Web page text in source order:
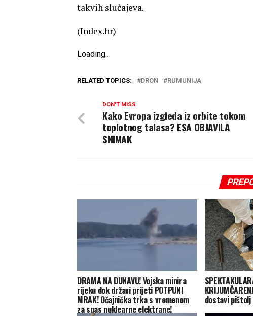
takvih slučajeva.
(Index.hr)
Loading..
RELATED TOPICS: DRON RUMUNIJA
DON'T MISS
Kako Evropa izgleda iz orbite tokom
toplotnog talasa? ESA OBJAVILA
SNIMAK
DRAMA NA DUNAVU! Vojska minira
rijeku dok državi prijeti POTPUNI
MRAK! Očajnička trka s vremenom
za spas nuklearne elektrane!
dostavi pištolj